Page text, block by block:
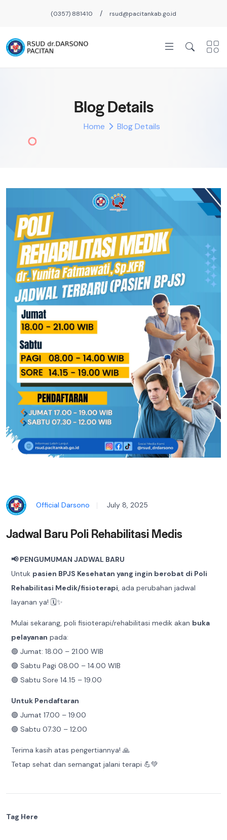
(0357) 881410 / rsud@pacitankab.go.id
Blog Details
Home Blog Details
Official Darsono July 8, 2025
Jadwal Baru Poli Rehabilitasi Medis
📢 PENGUMUMAN JADWAL BARU
Untuk pasien BPJS Kesehatan yang ingin berobat di Poli
Rehabilitasi Medik/fisioterapi, ada perubahan jadwal
layanan ya! 🗓️✨
Mulai sekarang, poli fisioterapi/rehabilitasi medik akan buka
pelayanan pada:
🟢 Jumat: 18.00 – 21.00 WIB
🟢 Sabtu Pagi 08.00 – 14.00 WIB
🟢 Sabtu Sore 14.15 – 19.00
Untuk Pendaftaran
🟢 Jumat 17.00 – 19.00
🟢 Sabtu 07.30 – 12.00
Terima kasih atas pengertiannya! 🙏
Tetap sehat dan semangat jalani terapi 💪💚
Tag Here